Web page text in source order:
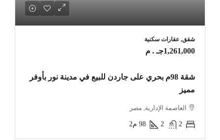
شقق, عقارات سكنية
1,261,000جـ . م
شقة 98م بحري على جاردن للبيع في مدينة نور بأوفر
مميز
العاصمة الإدارية, مصر
2
2
98 م2